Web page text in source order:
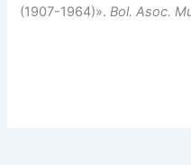
(1907-1964)».Bol. Asoc.